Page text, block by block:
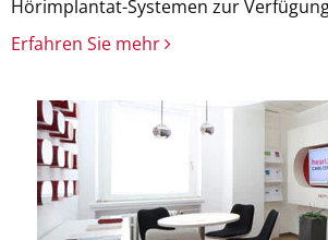
Hörimplantat-Systemen zur
Erfahren Sie mehr